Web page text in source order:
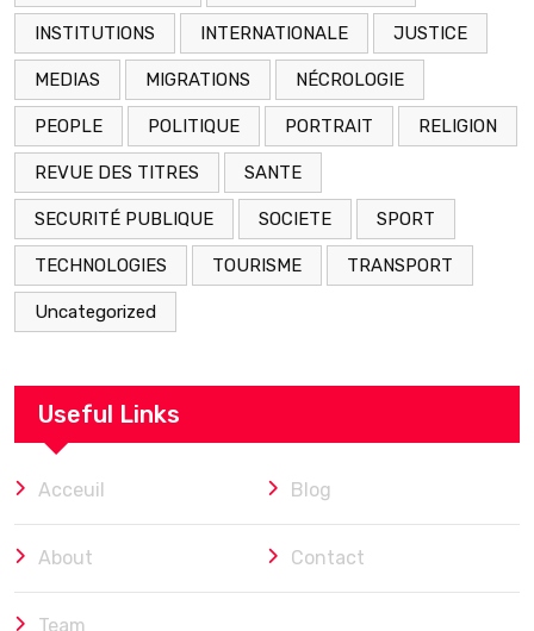
INSTITUTIONS INTERNATIONALE JUSTICE
MEDIAS MIGRATIONS NÉCROLOGIE
PEOPLE POLITIQUE PORTRAIT RELIGION
REVUE DES TITRES SANTE
SECURITÉ PUBLIQUE SOCIETE SPORT
TECHNOLOGIES TOURISME TRANSPORT
Uncategorized
Useful Links
Acceuil Blog
About Contact
Team